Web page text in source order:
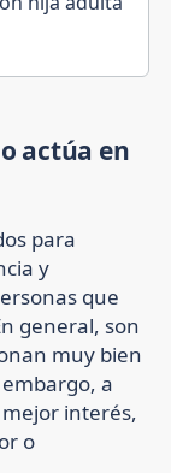
actúa en
para
y
que
general, son
muy bien
a
interés,
o